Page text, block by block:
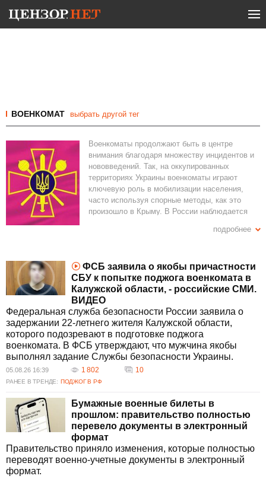
ВОЕНКОМАТ выбрать другой тег
Военкоматы продолжают быть в центре
внимания благодаря множеству инцидентов и
нововведений. Так, на оккупированных
территориях Украины военкоматы играют
ключевую роль в мобилизации населения,
часто используя спорные методы, как это
произошло в Крыму. В России наблюдается
поджогах военкоматов, как в случае с
военкоматов, нацеленные на улучшение их
работы и прозрачность процесса мобилизации.
Это становится возможным за счет внедрения
электронных уведомлений и оцифровки
данных военнообязанных. Однако, остаются
проблемы с коррупцией среди работников
ТЦК, как в случае с чиновниками в Одессе и
Львове. Также зафиксированы случаи
насильственных действий сотрудников ТЦК в
отношении граждан, которые вызывают
общественное возмущение.
остается напряженной, и правительство
стремится улучшить прозрачность и
законность их работы.
подробнее
ФСБ заявила о якобы причастности
СБУ к попытке поджога военкомата в
Калужской области, - российские СМИ.
ВИДЕО
Федеральная служба безопасности России заявила о
задержании 22-летнего жителя Калужской области,
которого подозревают в подготовке поджога
военкомата. В ФСБ утверждают, что мужчина якобы
выполнял задание Службы безопасности Украины.
05.08.26 16:39 1 802 10
РАНЕЕ В ТРЕНДЕ: ПОДЖОГ В РФ
Бумажные военные билеты в
прошлом: правительство полностью
перевело документы в электронный
формат
Правительство приняло изменения, которые полностью
переводят военно-учетные документы в электронный
формат.